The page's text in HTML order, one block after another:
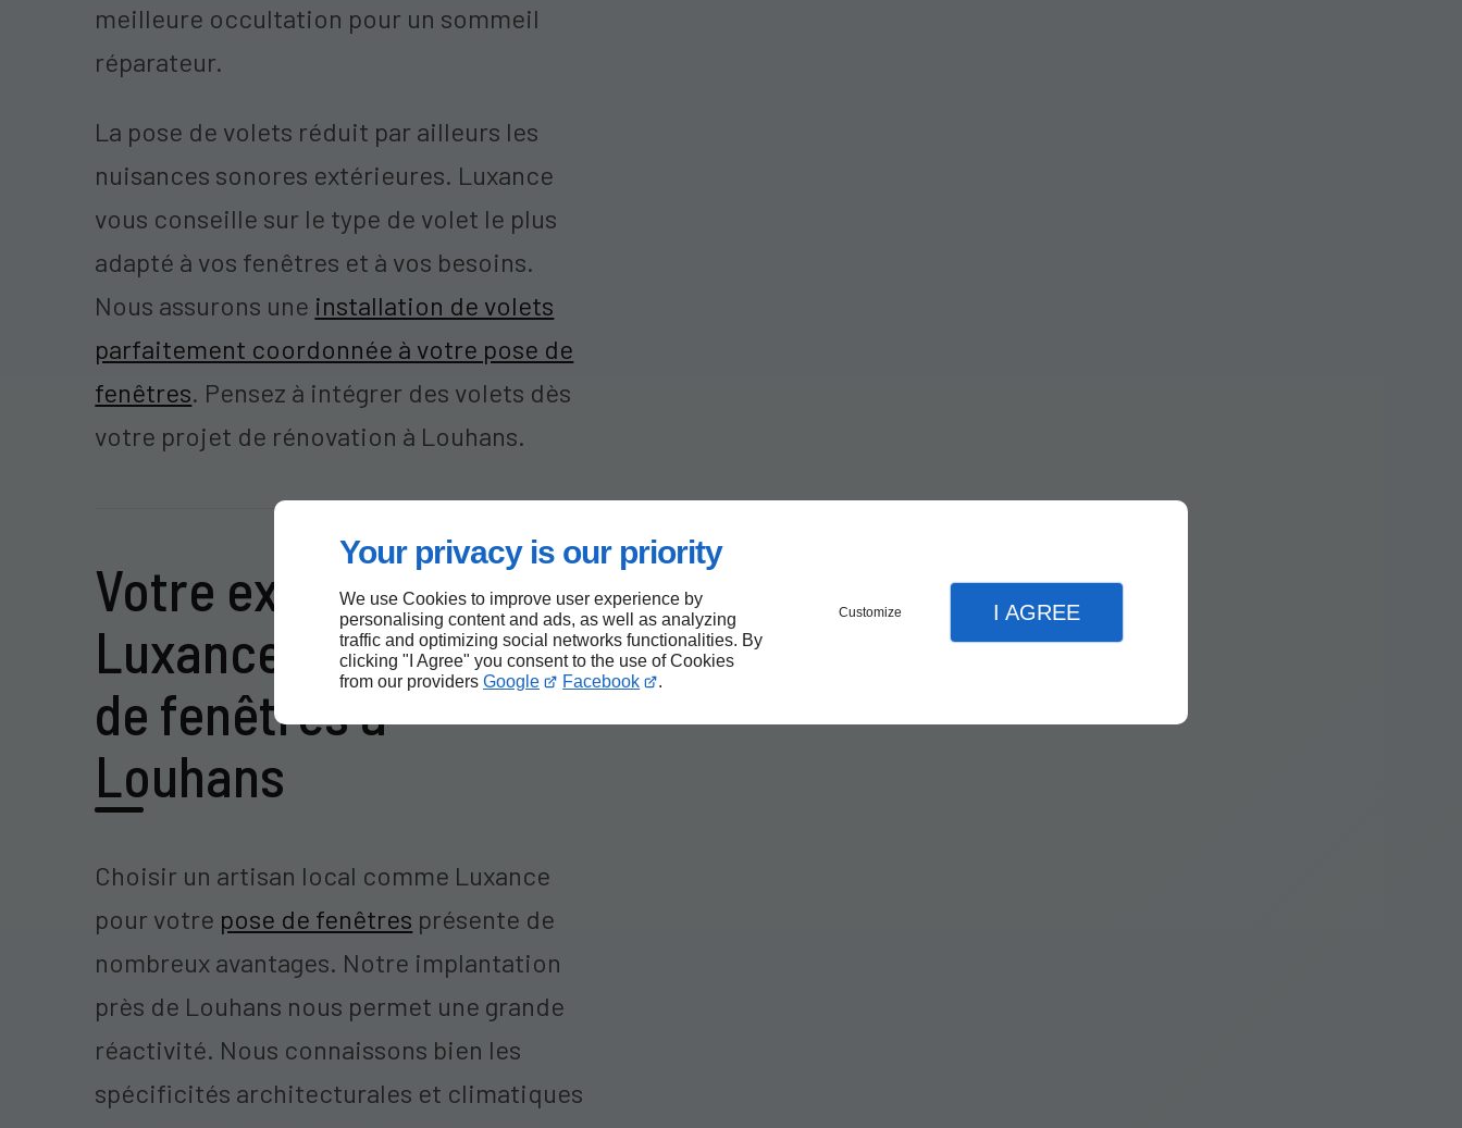
Your privacy is our priority
We use Cookies to improve user experience by
personalising content and ads, as well as analyzing
traffic and optimizing social networks functionalities. By
clicking "I Agree" you consent to the use of Cookies
from our providers Google Facebook .
Customize I AGREE
meilleure occultation pour un sommeil
réparateur.
La pose de volets réduit par ailleurs les
nuisances sonores extérieures. Luxance
vous conseille sur le type de volet le plus
adapté à vos fenêtres et à vos besoins.
Nous assurons une installation de volets
parfaitement coordonnée à votre pose de
fenêtres. Pensez à intégrer des volets dès
votre projet de rénovation à Louhans.
Votre expert local
Luxance pour la pose
de fenêtres à
Louhans
Choisir un artisan local comme Luxance
pour votre pose de fenêtres présente de
nombreux avantages. Notre implantation
près de Louhans nous permet une grande
réactivité. Nous connaissons bien les
spécificités architecturales et climatiques